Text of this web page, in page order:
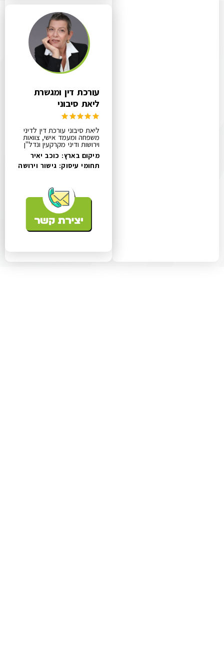
עורכת דין ומגשרת
ליאת סיבוני
ליאת סיבוני עורכת דין לדיני
משפחה ומעמד אישי, צוואות
וירושות ודיני מקרקעין ונדל"ן
מיקום בארץ: כוכב יאיר
תחומי עיסוק: גישור וירושה